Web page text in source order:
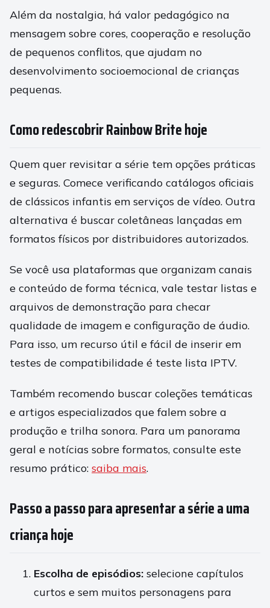
Além da nostalgia, há valor pedagógico na
mensagem sobre cores, cooperação e resolução
de pequenos conflitos, que ajudam no
desenvolvimento socioemocional de crianças
pequenas.
Como redescobrir Rainbow Brite hoje
Quem quer revisitar a série tem opções práticas
e seguras. Comece verificando catálogos oficiais
de clássicos infantis em serviços de vídeo. Outra
alternativa é buscar coletâneas lançadas em
formatos físicos por distribuidores autorizados.
Se você usa plataformas que organizam canais
e conteúdo de forma técnica, vale testar listas e
arquivos de demonstração para checar
qualidade de imagem e configuração de áudio.
Para isso, um recurso útil e fácil de inserir em
testes de compatibilidade é teste lista IPTV.
Também recomendo buscar coleções temáticas
e artigos especializados que falem sobre a
produção e trilha sonora. Para um panorama
geral e notícias sobre formatos, consulte este
resumo prático: saiba mais.
Passo a passo para apresentar a série a uma
criança hoje
Escolha de episódios: selecione capítulos
curtos e sem muitos personagens para